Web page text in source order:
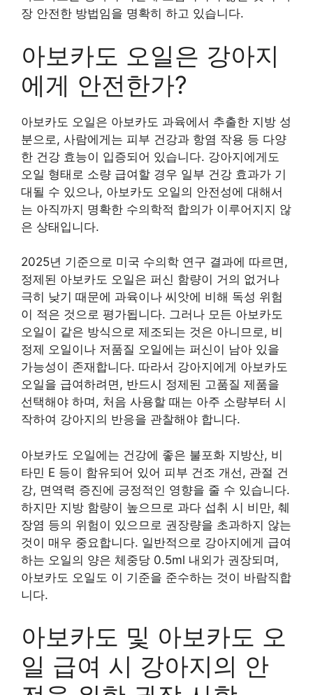
장 안전한 방법임을 명확히 하고 있습니다.
아보카도 오일은 강아지
에게 안전한가?
아보카도 오일은 아보카도 과육에서 추출한 지방 성
분으로, 사람에게는 피부 건강과 항염 작용 등 다양
한 건강 효능이 입증되어 있습니다. 강아지에게도
오일 형태로 소량 급여할 경우 일부 건강 효과가 기
대될 수 있으나, 아보카도 오일의 안전성에 대해서
는 아직까지 명확한 수의학적 합의가 이루어지지 않
은 상태입니다.
2025년 기준으로 미국 수의학 연구 결과에 따르면,
정제된 아보카도 오일은 퍼신 함량이 거의 없거나
극히 낮기 때문에 과육이나 씨앗에 비해 독성 위험
이 적은 것으로 평가됩니다. 그러나 모든 아보카도
오일이 같은 방식으로 제조되는 것은 아니므로, 비
정제 오일이나 저품질 오일에는 퍼신이 남아 있을
가능성이 존재합니다. 따라서 강아지에게 아보카도
오일을 급여하려면, 반드시 정제된 고품질 제품을
선택해야 하며, 처음 사용할 때는 아주 소량부터 시
작하여 강아지의 반응을 관찰해야 합니다.
아보카도 오일에는 건강에 좋은 불포화 지방산, 비
타민 E 등이 함유되어 있어 피부 건조 개선, 관절 건
강, 면역력 증진에 긍정적인 영향을 줄 수 있습니다.
하지만 지방 함량이 높으므로 과다 섭취 시 비만, 췌
장염 등의 위험이 있으므로 권장량을 초과하지 않는
것이 매우 중요합니다. 일반적으로 강아지에게 급여
하는 오일의 양은 체중당 0.5ml 내외가 권장되며,
아보카도 오일도 이 기준을 준수하는 것이 바람직합
니다.
아보카도 및 아보카도 오
일 급여 시 강아지의 안